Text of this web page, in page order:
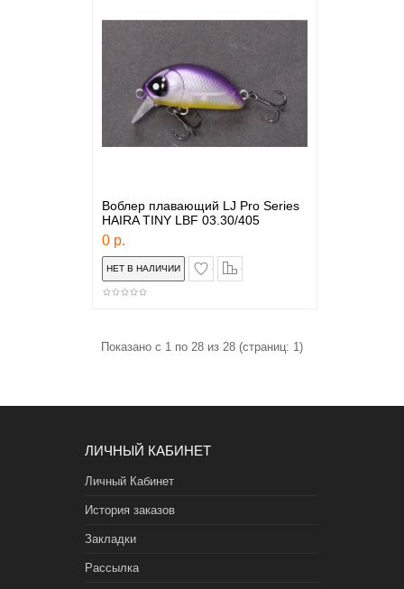
Воблер плавающий LJ Pro Series
HAIRA TINY LBF 03.30/405
0 р.
в закладки
Показано с 1 по 28 из 28 (страниц: 1)
ЛИЧНЫЙ КАБИНЕТ
Личный Кабинет
История заказов
Закладки
Рассылка